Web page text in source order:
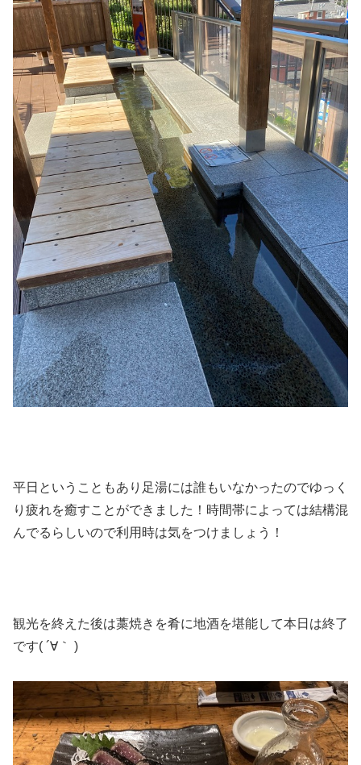
平日ということもあり足湯には誰もいなかったのでゆっく
り疲れを癒すことができました！時間帯によっては結構混
んでるらしいので利用時は気をつけましょう！
観光を終えた後は藁焼きを肴に地酒を堪能して本日は終了
です( ´∀｀ )